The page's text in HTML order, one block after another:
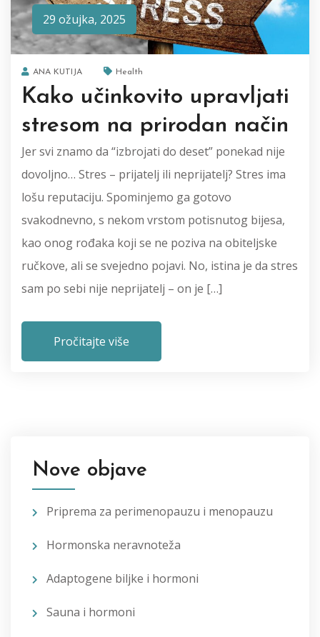
29 ožujka, 2025
ANA KUTIJA Health
Kako učinkovito upravljati
stresom na prirodan način
Jer svi znamo da “izbrojati do deset” ponekad nije
dovoljno… Stres – prijatelj ili neprijatelj? Stres ima
lošu reputaciju. Spominjemo ga gotovo
svakodnevno, s nekom vrstom potisnutog bijesa,
kao onog rođaka koji se ne poziva na obiteljske
ručkove, ali se svejedno pojavi. No, istina je da stres
sam po sebi nije neprijatelj – on je […]
Pročitajte više
Nove objave
Priprema za perimenopauzu i menopauzu
Hormonska neravnoteža
Adaptogene biljke i hormoni
Sauna i hormoni